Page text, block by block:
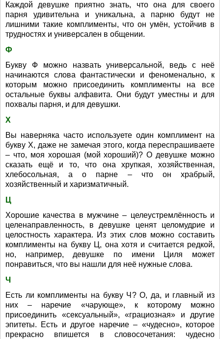
Каждой девушке приятно знать, что она для своего
парня удивительна и уникальна, а парню будут не
лишними такие комплименты, что он умён, устойчив в
трудностях и универсален в общении.
Ф
Букву Ф можно назвать универсальной, ведь с неё
начинаются слова фантастически и феноменально, к
которым можно присоединить комплименты на все
остальные буквы алфавита. Они будут уместны и для
похвалы парня, и для девушки.
Х
Вы наверняка часто используете один комплимент на
букву Х, даже не замечая этого, когда переспрашиваете
– что, моя хорошая (мой хороший)? О девушке можно
сказать ещё и то, что она хрупкая, хозяйственная,
хлебосольная, а о парне – что он храбрый,
хозяйственный и харизматичный.
Ц
Хорошие качества в мужчине – целеустремлённость и
целенаправленность, в девушке ценят целомудрие и
целостность характера. Из этих слов можно составить
комплименты на букву Ц, она хотя и считается редкой,
но, например, девушке по имени Циля может
понравиться, что вы нашли для неё нужные слова.
Ч
Есть ли комплименты на букву Ч? О, да, и главный из
них – наречие «чарующе», к которому можно
присоединить «сексуальный», «грациозная» и другие
эпитеты. Есть и другое наречие – «чудесно», которое
прекрасно впишется в словосочетания: чудесно